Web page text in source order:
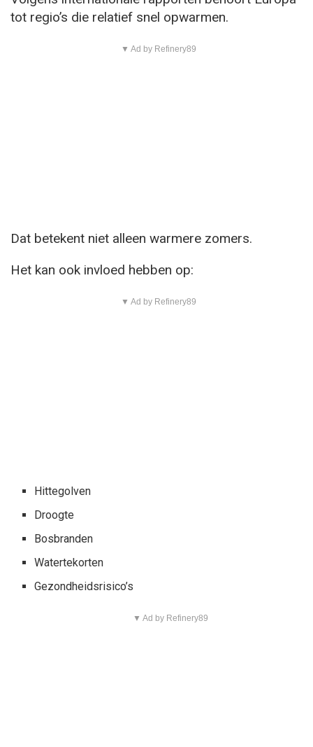
tot regio’s die relatief snel opwarmen.
▼ Ad by Refinery89
Dat betekent niet alleen warmere zomers.
Het kan ook invloed hebben op:
▼ Ad by Refinery89
Hittegolven
Droogte
Bosbranden
Watertekorten
Gezondheidsrisico’s
▼ Ad by Refinery89